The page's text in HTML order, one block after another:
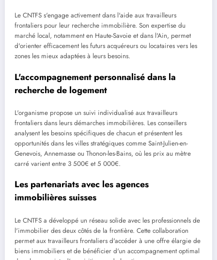
Le CNTFS s'engage activement dans l'aide aux travailleurs
frontaliers pour leur recherche immobilière. Son expertise du
marché local, notamment en Haute-Savoie et dans l'Ain, permet
d'orienter efficacement les futurs acquéreurs ou locataires vers les
zones les mieux adaptées à leurs besoins.
L'accompagnement personnalisé dans la
recherche de logement
L'organisme propose un suivi individualisé aux travailleurs
frontaliers dans leurs démarches immobilières. Les conseillers
analysent les besoins spécifiques de chacun et présentent les
opportunités dans les villes stratégiques comme Saint-Julien-en-
Genevois, Annemasse ou Thonon-les-Bains, où les prix au mètre
carré varient entre 3 500€ et 5 000€.
Les partenariats avec les agences
immobilières suisses
Le CNTFS a développé un réseau solide avec les professionnels de
l'immobilier des deux côtés de la frontière. Cette collaboration
permet aux travailleurs frontaliers d'accéder à une offre élargie de
biens immobiliers et de bénéficier d'un accompagnement optimal